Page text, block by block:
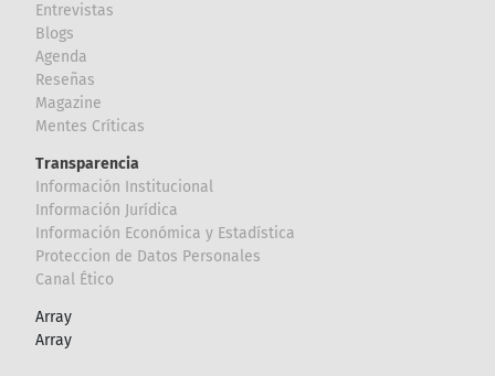
Entrevistas
Blogs
Agenda
Reseñas
Magazine
Mentes Críticas
Transparencia
Información Institucional
Información Jurídica
Información Económica y Estadística
Proteccion de Datos Personales
Canal Ético
Array
Array